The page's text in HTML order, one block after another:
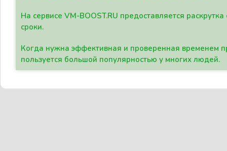
На сервисе VM-BOOST.RU предоставляется
сроки.
Когда нужна эффективная и проверенная временем
пользуется большой популярностью у многих людей.